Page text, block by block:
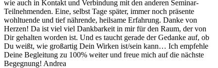
wie auch in Kontakt und Verbindung mit den anderen Seminar-
Teilnehmenden. Eine, selbst Tage später, immer noch präsente
wohltuende und tief nährende, heilsame Erfahrung. Danke von
Herzen! Da ist viel viel Dankbarkeit in mir für den Raum, der von
Dir gehalten worden ist. Und es taucht gerade der Gedanke auf, ob
Du weißt, wie großartig Dein Wirken ist/sein kann… Ich empfehle
Deine Begleitung zu 100% weiter und freue mich auf die nächste
Begegnung! Andrea